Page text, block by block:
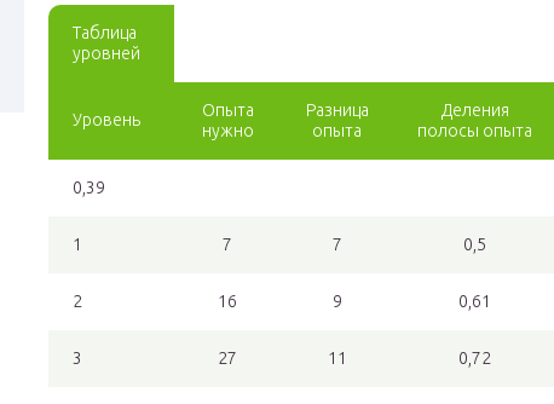
Таблица
уровней
Уровень
Опыта
нужно
Разница
опыта
Деления
полосы опыта
0,39
1 7 7 0,5
2 16 9 0,61
3 27 11 0,72